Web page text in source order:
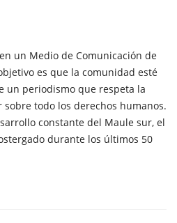
un Medio de Comunicación de
es que la comunidad esté
un periodismo que respeta la
todo los derechos humanos.
constante del Maule sur, el
durante los últimos 50